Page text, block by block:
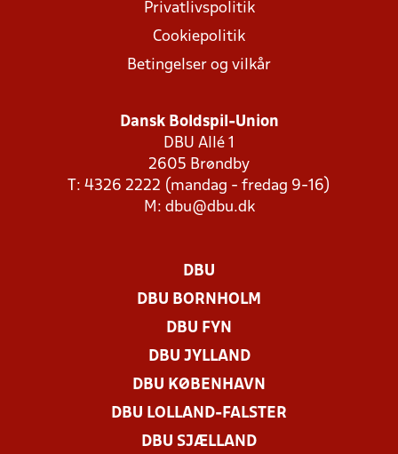
Privatlivspolitik
Cookiepolitik
Betingelser og vilkår
Dansk Boldspil-Union
DBU Allé 1
2605 Brøndby
T: 4326 2222 (mandag - fredag 9-16)
M: dbu@dbu.dk
DBU
DBU BORNHOLM
DBU FYN
DBU JYLLAND
DBU KØBENHAVN
DBU LOLLAND-FALSTER
DBU SJÆLLAND